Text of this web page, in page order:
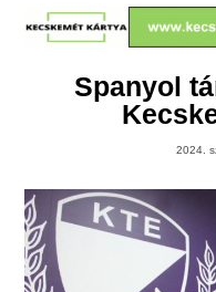
Spanyol
2024.